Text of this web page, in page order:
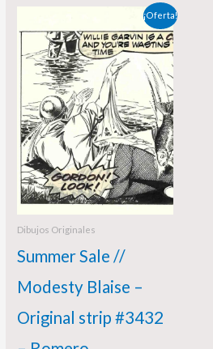
¡Oferta!
Dibujos Originales
Summer Sale //
Modesty Blaise –
Original strip #3432
precio
original
era:
358,00 €.
precio
actual
es:
298,00 €.